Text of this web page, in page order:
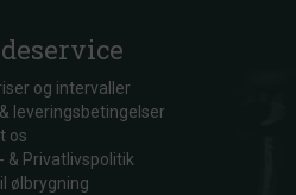
og intervaller
leveringsbetingelser
os
& Privatlivspolitik
ølbrygning